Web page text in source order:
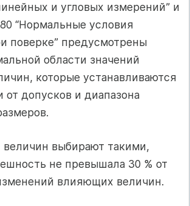
и угловых измерений” и
“Нормальные условия
поверке” предусмотрены
области значений
которые устанавливаются
от допусков и диапазона
выбирают такими,
не превышала 30 % от
влияющих величин.